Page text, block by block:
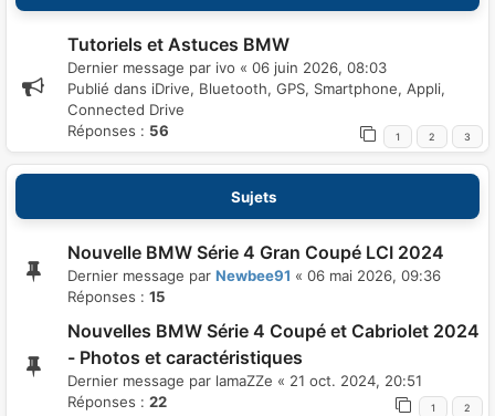
Tutoriels et Astuces BMW
Dernier message par ivo « 06 juin 2026, 08:03
Publié dans iDrive, Bluetooth, GPS, Smartphone, Appli,
Connected Drive
Réponses : 56 1 2 3
Sujets
Nouvelle BMW Série 4 Gran Coupé LCI 2024
Dernier message par Newbee91 « 06 mai 2026, 09:36
Réponses : 15
Nouvelles BMW Série 4 Coupé et Cabriolet 2024
- Photos et caractéristiques
Dernier message par lamaZZe « 21 oct. 2024, 20:51
Réponses : 22 1 2